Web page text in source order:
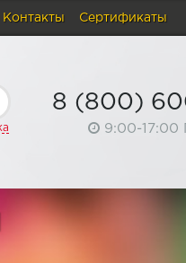
Контакты Сертификаты
8 (800)
9:00-17:00